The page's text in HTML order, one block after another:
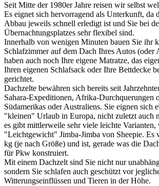
Seit Mitte der 1980er Jahre reisen wir selbst
Es eignet sich hervorragend als Unterkunft, da
Abbau jeweils schnell erledigt ist und Sie bei
Übernachtungsplatzes sehr flexibel sind.
Innerhalb von wenigen Minuten bauen Sie ihr
Schlafzimmer auf dem Dach Ihres Autos (oder
haben auch noch Ihre eigene Matratze, das
Ihren eigenen Schlafsack oder Ihre Bettdecke
gerichtet.
Dachzelte bewähren sich bereits seit
Sahara-Expeditionen, Afrika-Durchquerungen
Südamerikas oder Australiens. Sie eignen sich
"kleinen" Urlaub in Europa, nicht zuletzt auch
es gibt mittlerweile sehr viele leichte Varianten,
"Leichtgewicht" Jimba-Jimba von Sheepie. Es
kg (je nach Größe) und ist, gerade was die
für Pkw konstruiert.
Mit einem Dachzelt sind Sie nicht nur
sondern Sie schlafen auch geschützt vor
Witterungseinflüssen und Tieren in der Höhe.